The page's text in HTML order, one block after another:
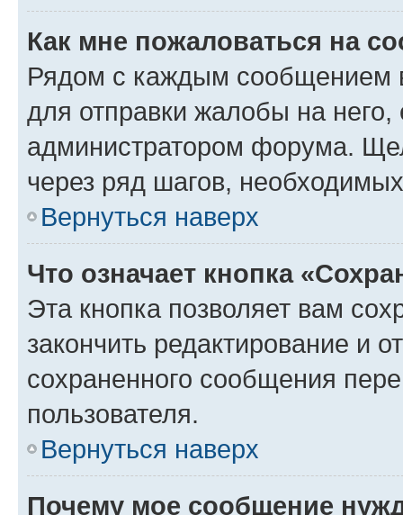
Как мне пожаловаться на
Рядом с каждым сообщением
для отправки жалобы на
администратором форума.
через ряд шагов,
Вернуться наверх
Что означает кнопка
Эта кнопка позволяет вам
закончить редактирование и
сохраненного сообщения
пользователя.
Вернуться наверх
Почему мое сообщение